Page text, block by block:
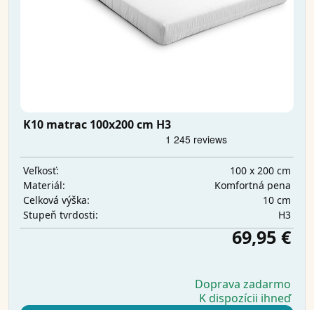
K10 matrac 100x200 cm H3
Veľkosť:
100 x 200 cm
Materiál:
Komfortná pena
Celková výška:
10 cm
Stupeň tvrdosti:
H3
69,95 €
Doprava zadarmo
K dispozícii ihneď